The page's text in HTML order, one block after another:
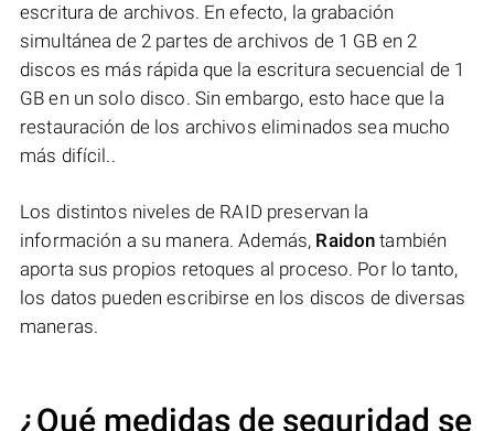
escritura de archivos. En efecto, la grabación
simultánea de 2 partes de archivos de 1 GB en 2
discos es más rápida que la escritura secuencial de 1
GB en un solo disco. Sin embargo, esto hace que la
restauración de los archivos eliminados sea mucho
más difícil..
Los distintos niveles de RAID preservan la
información a su manera. Además, Raidon también
aporta sus propios retoques al proceso. Por lo tanto,
los datos pueden escribirse en los discos de diversas
maneras.
¿Qué medidas de seguridad se